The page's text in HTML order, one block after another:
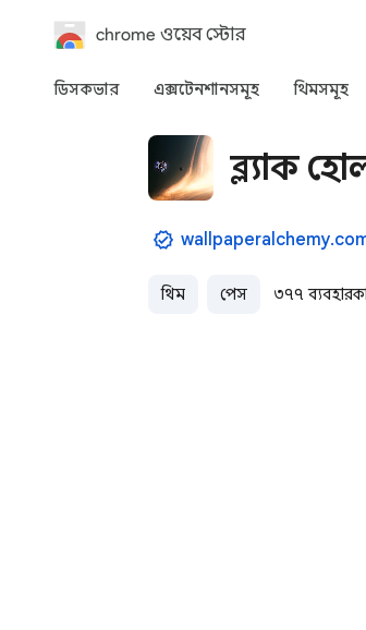
chrome ওয়েব স্টোর
ডিসকভার এক্সটেনশানসমূহ থিমসমূহ
ব্ল্যাক
থিম স্পেস ৩৭৭